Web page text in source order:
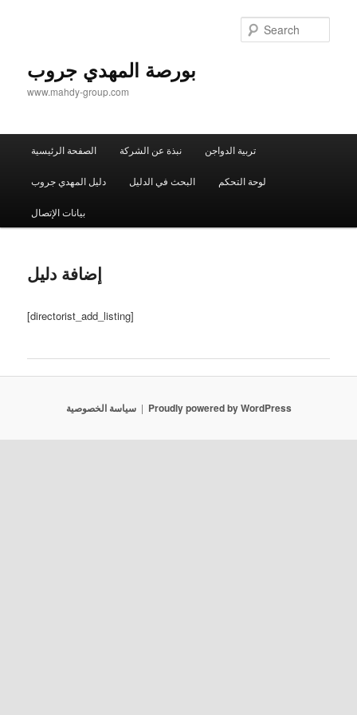
بورصة المهدي جروب
www.mahdy-group.com
الصفحة الرئيسية نبذة عن الشركة تربية الدواجن
دليل المهدي جروب البحث في الدليل لوحة التحكم
بيانات الإتصال
إضافة دليل
[directorist_add_listing]
سياسة الخصوصية Proudly powered by WordPress